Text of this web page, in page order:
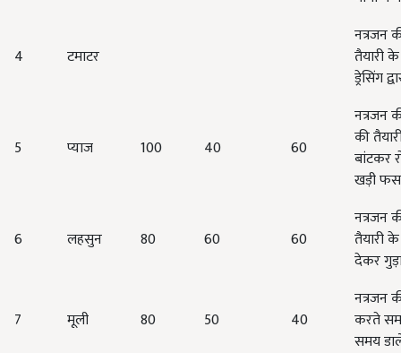
4 टमाटर
नत्रजन
तैयारी
ड्रेसिंग
5 प्याज 100 40 60
नत्रजन
की
बांटकर
खड़ी
6 लहसुन 80 60 60
नत्रजन
तैयारी
देकर
7 मूली 80 50 40
नत्रजन
करते
समय